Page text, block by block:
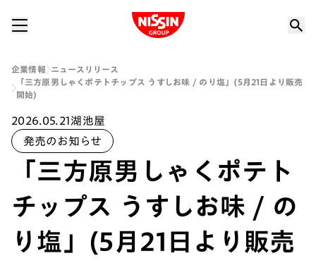
Nissin Group
企業情報
ニュースリリース
「三方原男しゃくポテトチップス うすしお味 / のり塩」(5月21日より販売
開始)
2026.05.21湖池屋
発売のお知らせ
「三方原男しゃくポテト
チップス うすしお味 / の
り塩」(5月21日より販売